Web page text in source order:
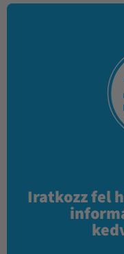
Iratkozz fel